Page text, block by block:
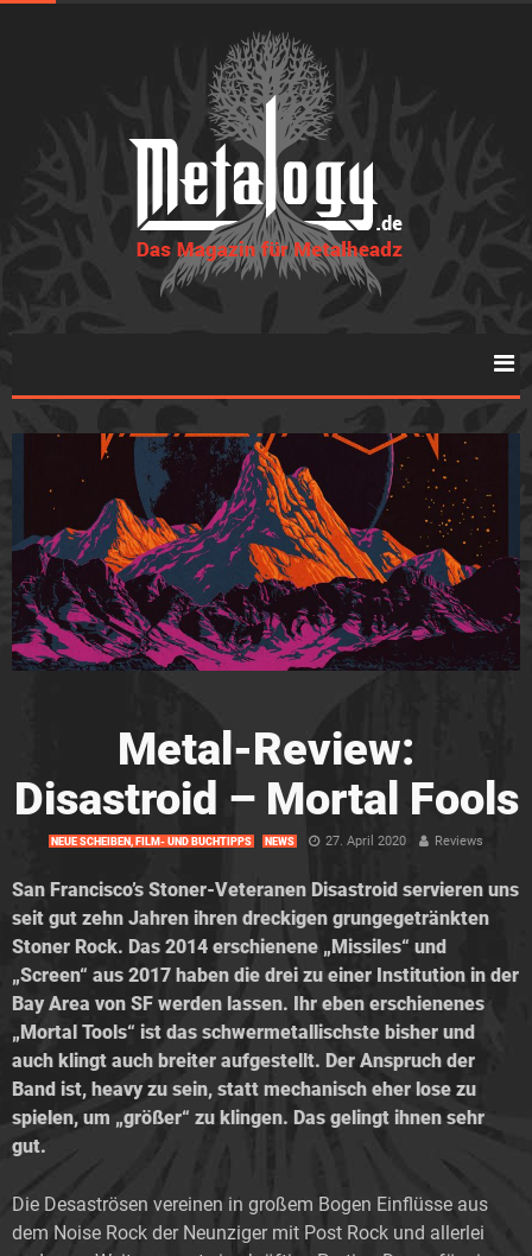
Metal-Review:
Disastroid – Mortal Fools
NEUE SCHEIBEN, FILM- UND BUCHTIPPS NEWS 27. April 2020 Reviews
San Francisco’s Stoner-Veteranen Disastroid servieren uns
seit gut zehn Jahren ihren dreckigen grungegetränkten
Stoner Rock. Das 2014 erschienene „Missiles“ und
„Screen“ aus 2017 haben die drei zu einer Institution in der
Bay Area von SF werden lassen. Ihr eben erschienenes
„Mortal Tools“ ist das schwermetallischste bisher und
auch klingt auch breiter aufgestellt. Der Anspruch der
Band ist, heavy zu sein, statt mechanisch eher lose zu
spielen, um „größer“ zu klingen. Das gelingt ihnen sehr
gut.
Die Desaströsen vereinen in großem Bogen Einflüsse aus
dem Noise Rock der Neunziger mit Post Rock und allerlei